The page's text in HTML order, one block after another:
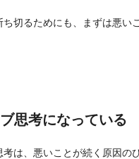
ち切るためにも、まずは悪い
思考になっている
は、悪いことが続く原因の